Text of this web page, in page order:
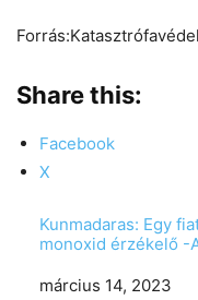
Share this:
Facebook
X
Kunmadaras: Egy
monoxid érzékelő -
Date
március 14, 2023